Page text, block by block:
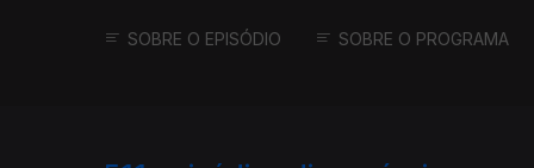
SOBRE O EPISÓDIO SOBRE O PROGRAMA